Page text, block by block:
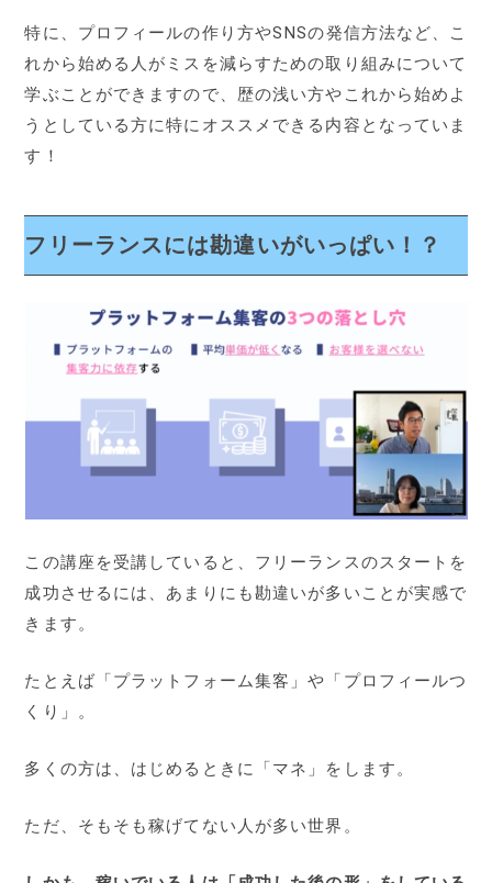
特に、プロフィールの作り方やSNSの発信方法など、こ
れから始める人がミスを減らすための取り組みについて
学ぶことができますので、歴の浅い方やこれから始めよ
うとしている方に特にオススメできる内容となっていま
す！
フリーランスには勘違いがいっぱい！？
この講座を受講していると、フリーランスのスタートを
成功させるには、あまりにも勘違いが多いことが実感で
きます。
たとえば「プラットフォーム集客」や「プロフィールつ
くり」。
多くの方は、はじめるときに「マネ」をします。
ただ、そもそも稼げてない人が多い世界。